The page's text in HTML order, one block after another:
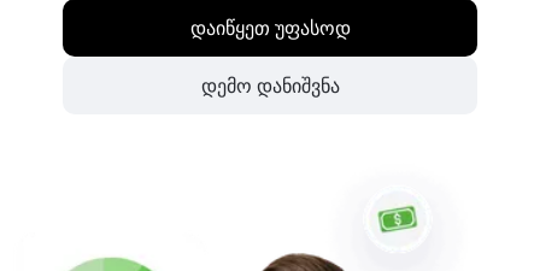
დაიწყეთ უფასოდ
დემო დანიშვნა